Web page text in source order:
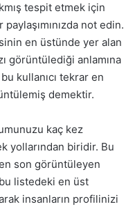
tespit etmek için
not edin.
en üstünde yer alan
görüntülediği anlamına
kullanıcı tekrar en
demektir.
kaç kez
yollarından biridir. Bu
son görüntüleyen
listedeki en üst
insanların profilinizi